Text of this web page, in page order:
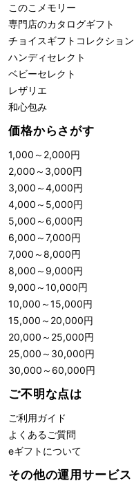
このこメモリー
専門店のカタログギフト
チョイスギフトコレクション
ハンディセレクト
ベビーセレクト
レザリエ
和心包み
価格からさがす
1,000 ～ 2,000円
2,000 ～ 3,000円
3,000 ～4,000円
4,000 ～ 5,000円
5,000 ～ 6,000円
6,000 ～7,000円
7,000 ～8,000円
8,000 ～ 9,000円
9,000 ～10,000円
10,000 ～15,000円
15,000 ～ 20,000円
20,000 ～ 25,000円
25,000 ～ 30,000円
30,000 ～ 60,000円
ご不明な点は
ご利用ガイド
よくあるご質問
eギフトについて
その他の運用サービス